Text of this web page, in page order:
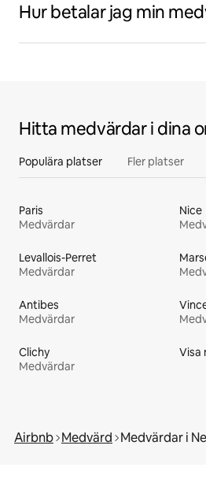
Hur betalar jag min
Hitta medvärdar i dina
Populära platser Fler platser
Paris
Medvärdar
Nice
Levallois-Perret
Medvärdar
Antibes
Medvärdar
Clichy
Medvärdar
Visa
Airbnb Medvärd Medvärdar i